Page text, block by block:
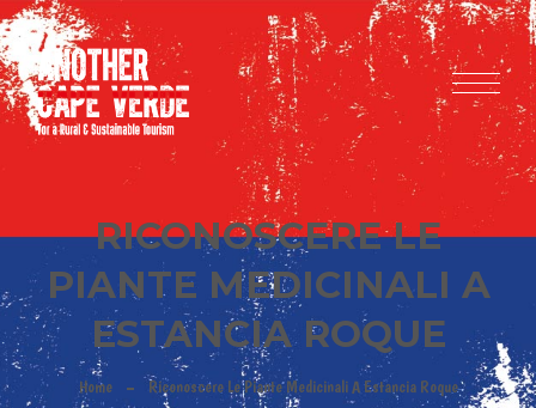
RICONOSCERE LE
PIANTE MEDICINALI A
ESTANCIA ROQUE
Home Riconoscere Le Piante Medicinali A Estancia Roque